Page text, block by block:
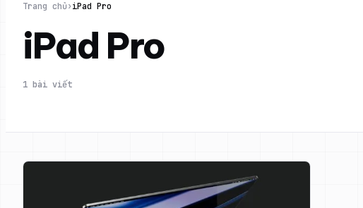
Trang chủ›iPad Pro
iPad Pro
1 bài viết